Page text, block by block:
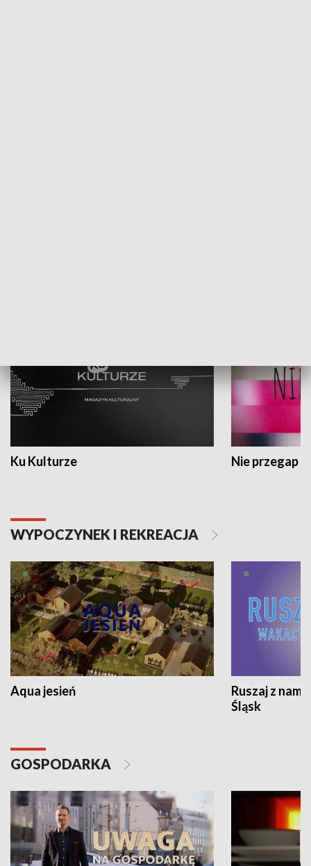
Ku Kulturze Nie przegap
WYPOCZYNEK I REKREACJA
Aqua jesień
Ruszaj z
Śląsk
GOSPODARKA